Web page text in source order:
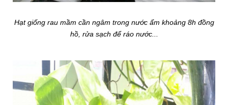
Hạt giống rau mầm cần ngâm trong nước ẩm khoảng 8h đồng
hồ, rửa sạch để ráo nước...